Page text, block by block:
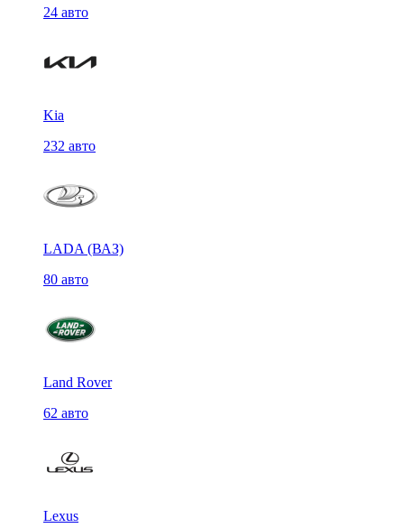
24 авто
Kia
232 авто
LADA (ВАЗ)
80 авто
Land Rover
62 авто
Lexus